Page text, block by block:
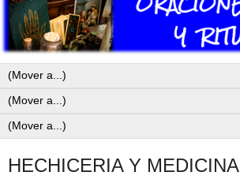
HECHICERIA Y MEDICINA